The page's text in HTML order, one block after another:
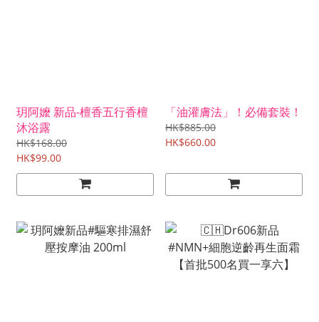
玥阿嬤 新品-檀香五行香檀
沐浴露
HK$168.00
HK$99.00
「油灌膚法」！必備套裝！
HK$885.00
HK$660.00